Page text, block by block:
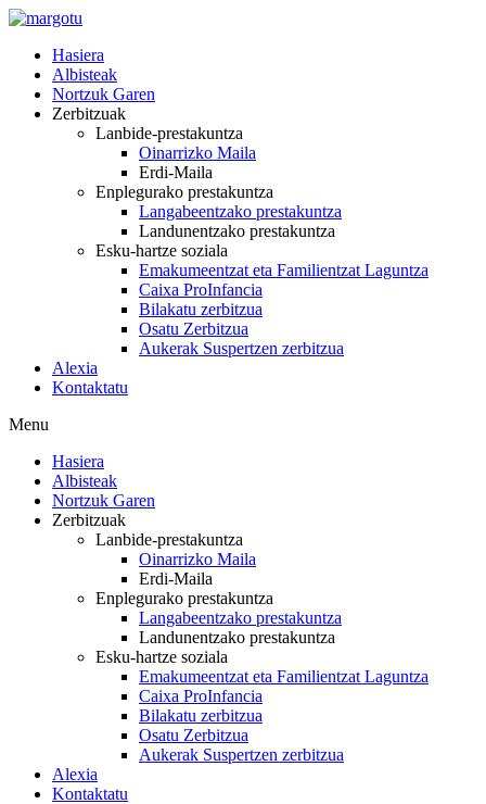
Skip
contentHasiera
Albisteak
Nortzuk Garen
Zerbitzuak
Lanbide-prestakuntza
Oinarrizko Maila
Erdi-Maila
Enplegurako prestakuntza
Langabeentzako prestakuntza
Landunentzako prestakuntza
Esku-hartze soziala
Emakumeentzat eta Familientzat Laguntza
Caixa ProInfancia
Bilakatu zerbitzua
Osatu Zerbitzua
Aukerak Suspertzen zerbitzua
Alexia
Kontaktatu
Menu
Hasiera
Albisteak
Nortzuk Garen
Zerbitzuak
Lanbide-prestakuntza
Oinarrizko Maila
Erdi-Maila
Enplegurako prestakuntza
Langabeentzako prestakuntza
Landunentzako prestakuntza
Esku-hartze soziala
Emakumeentzat eta Familientzat Laguntza
Caixa ProInfancia
Bilakatu zerbitzua
Osatu Zerbitzua
Aukerak Suspertzen zerbitzua
Alexia
Kontaktatu